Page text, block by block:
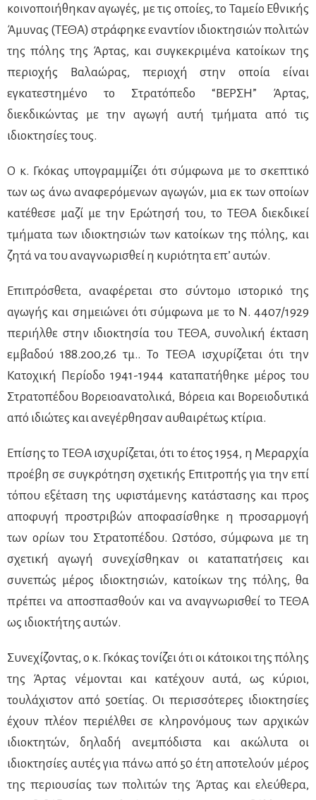
κοινοποιήθηκαν αγωγές, με τις οποίες, το Ταμείο Εθνικής
Άμυνας (ΤΕΘΑ) στράφηκε εναντίον ιδιοκτησιών πολιτών
της πόλης της Άρτας, και συγκεκριμένα κατοίκων της
περιοχής Βαλαώρας, περιοχή στην οποία είναι
εγκατεστημένο το Στρατόπεδο “ΒΕΡΣΗ” Άρτας,
διεκδικώντας με την αγωγή αυτή τμήματα από τις
ιδιοκτησίες τους.
Ο κ. Γκόκας υπογραμμίζει ότι σύμφωνα με το σκεπτικό
των ως άνω αναφερόμενων αγωγών, μια εκ των οποίων
κατέθεσε μαζί με την Ερώτησή του, το ΤΕΘΑ διεκδικεί
τμήματα των ιδιοκτησιών των κατοίκων της πόλης, και
ζητά να του αναγνωρισθεί η κυριότητα επ’ αυτών.
Επιπρόσθετα, αναφέρεται στο σύντομο ιστορικό της
αγωγής και σημειώνει ότι σύμφωνα με το Ν. 4407/1929
περιήλθε στην ιδιοκτησία του ΤΕΘΑ, συνολική έκταση
εμβαδού 188.200,26 τμ.. Το ΤΕΘΑ ισχυρίζεται ότι την
Κατοχική Περίοδο 1941-1944 καταπατήθηκε μέρος του
Στρατοπέδου Βορειοανατολικά, Βόρεια και Βορειοδυτικά
από ιδιώτες και ανεγέρθησαν αυθαιρέτως κτίρια.
Επίσης το ΤΕΘΑ ισχυρίζεται, ότι το έτος 1954, η Μεραρχία
προέβη σε συγκρότηση σχετικής Επιτροπής για την επί
τόπου εξέταση της υφιστάμενης κατάστασης και προς
αποφυγή προστριβών αποφασίσθηκε η προσαρμογή
των ορίων του Στρατοπέδου. Ωστόσο, σύμφωνα με τη
σχετική αγωγή συνεχίσθηκαν οι καταπατήσεις και
συνεπώς μέρος ιδιοκτησιών, κατοίκων της πόλης, θα
πρέπει να αποσπασθούν και να αναγνωρισθεί το ΤΕΘΑ
ως ιδιοκτήτης αυτών.
Συνεχίζοντας, ο κ. Γκόκας τονίζει ότι οι κάτοικοι της πόλης
της Άρτας νέμονται και κατέχουν αυτά, ως κύριοι,
τουλάχιστον από 50ετίας. Οι περισσότερες ιδιοκτησίες
έχουν πλέον περιέλθει σε κληρονόμους των αρχικών
ιδιοκτητών, δηλαδή ανεμπόδιστα και ακώλυτα οι
ιδιοκτησίες αυτές για πάνω από 50 έτη αποτελούν μέρος
της περιουσίας των πολιτών της Άρτας και ελεύθερα,